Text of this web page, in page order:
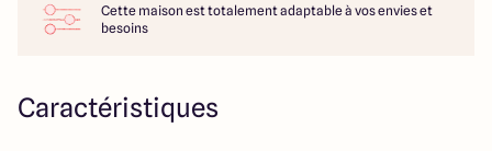
Maisons ARLOGIS Nantes
Cette maison est totalement adaptable à vos envies et
besoins
Caractéristiques